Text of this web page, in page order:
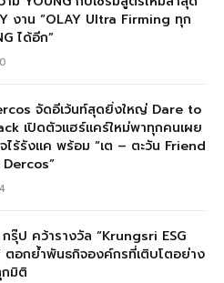
งาน “OLAY Ultra Firming ทุก
ได้อีก”
จัดอีเว้นท์สุดยิ่งใหญ่ Dare to
เปิดตัวแฮร์แคร์ใหม่พาทุกคนเผย
ไร้รังแค พร้อม “เต – ตะวัน Friend
รุ๊ป คว้ารางวัล “Krungsri ESG
ตอกย้ำพันธกิจองค์กรที่เติบโตอย่าง
มิติ